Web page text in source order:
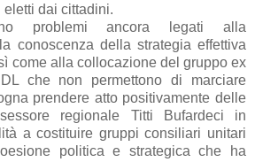
dai cittadini.
problemi ancora legati alla
conoscenza della strategia effettiva
come alla collocazione del gruppo ex
che non permettono di marciare
prendere atto positivamente delle
regionale Titti Bufardeci in
a costituire gruppi consiliari unitari
politica e strategica che ha